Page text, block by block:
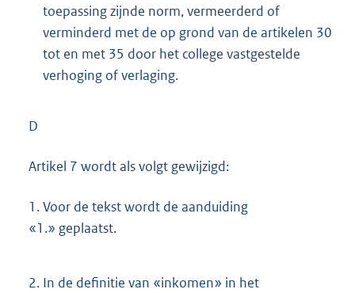
toepassing zijnde norm, vermeerderd of
verminderd met de op grond van de artikelen 30
tot en met 35 door het college vastgestelde
verhoging of verlaging.
D
Artikel 7 wordt als volgt gewijzigd:
1.Voor de tekst wordt de aanduiding
«1.» geplaatst.
2. In de definitie van «inkomen» in het